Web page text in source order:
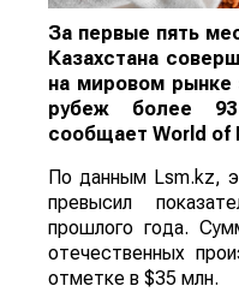
За первые пять
Казахстана
на мировом рынке
рубеж более
сообщает World of
По данным Lsm.kz,
превысил
прошлого года.
отечественных
отметке в $35 млн.